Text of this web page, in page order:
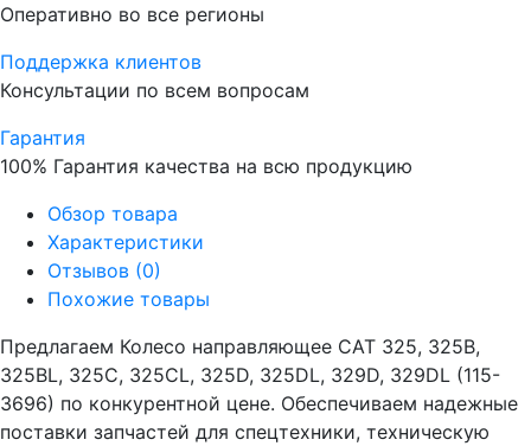
Оперативно во все регионы
Поддержка клиентов
Консультации по всем вопросам
Гарантия
100% Гарантия качества на всю продукцию
Обзор товара
Характеристики
Отзывов (0)
Похожие товары
Предлагаем Колесо направляющее CAT 325, 325B,
325BL, 325C, 325CL, 325D, 325DL, 329D, 329DL (115-
3696) по конкурентной цене. Обеспечиваем надежные
поставки запчастей для спецтехники, техническую